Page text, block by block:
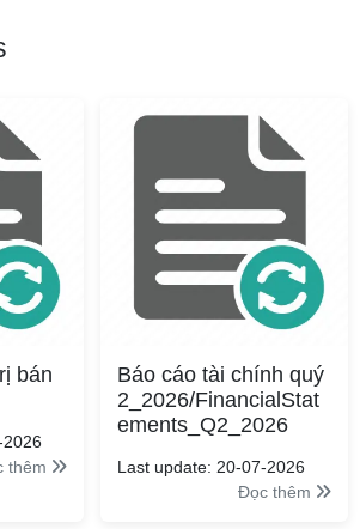
bán
thêm
Báo cáo tài chính quý
2_2026/FinancialStat
ements_Q2_2026
Last update: 20-07-2026
Đọc thêm